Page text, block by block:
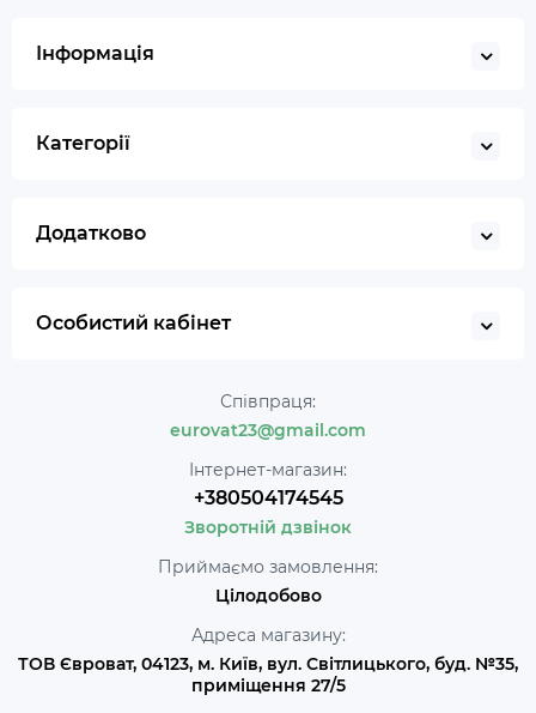
Інформація
Категорії
Додатково
Особистий кабінет
Співпраця:
eurovat23@gmail.com
Інтернет-магазин:
+380504174545
Зворотній дзвінок
Приймаємо замовлення:
Цілодобово
Адреса магазину:
ТОВ Євроват, 04123, м. Київ, вул. Світлицького, буд. №35,
приміщення 27/5